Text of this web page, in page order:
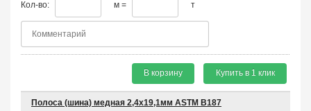
Кол-во: м = т
В корзину Купить в 1 клик
Полоса (шина) медная 2,4х19,1мм ASTM B187